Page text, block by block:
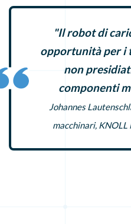
"Il robot di
opportunità per i
non
componenti
Johannes
macchinari, KNOLL